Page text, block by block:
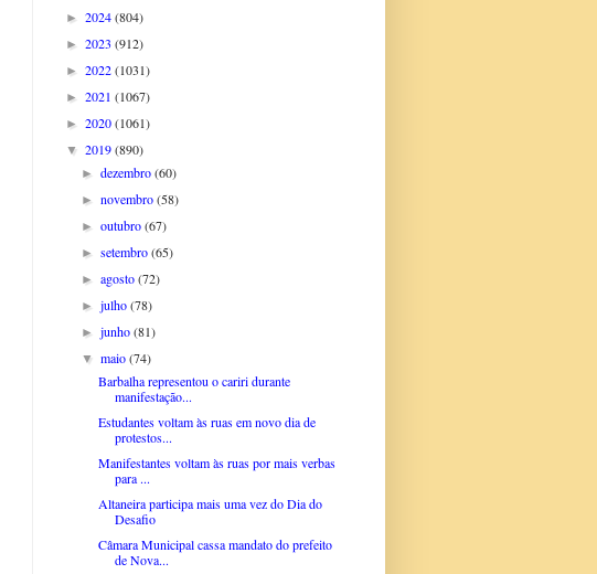
► 2024(804)
► 2023 (912)
► 2022(1031)
► 2021 (1067)
► 2020(1061)
▼ 2019(890)
►dezembro(60)
►novembro(58)
►outubro(67)
►setembro(65)
►agosto(72)
►julho(78)
►junho(81)
▼maio(74)
Barbalha representou o cariri durante
manifestação...
Estudantes voltam às ruas em novo dia de
protestos...
Manifestantes voltam às ruas por mais verbas
para ...
Altaneira participa mais uma vez do Dia do
Desafio
Câmara Municipal cassa mandato do prefeito
de Nova...